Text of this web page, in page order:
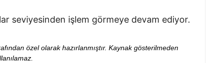
seviyesinden işlem görmeye devam ediyor.
özel olarak hazırlanmıştır. Kaynak gösterilmeden